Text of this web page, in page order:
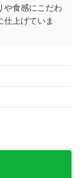
や食感にこだわ
仕上げていま